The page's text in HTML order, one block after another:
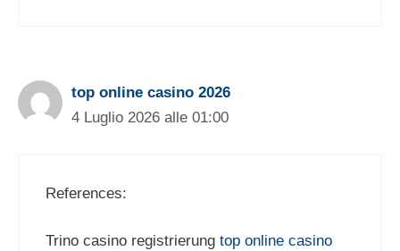
top online casino 2026
4 Luglio 2026 alle 01:00
References:
Trino casino registrierung top online casino